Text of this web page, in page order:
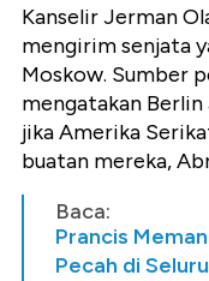
Kanselir Jerman
mengirim senjata
Moskow. Sumber
mengatakan
jika Amerika
buatan mereka,
Baca:
Prancis
Pecah di